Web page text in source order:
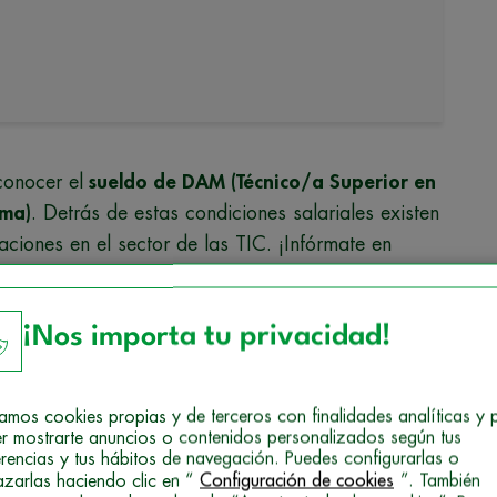
el sueldo de DAM (Técnico/a Superior en
. Detrás de estas condiciones salariales existen
en el sector de las TIC. ¡Infórmate en
la Formación Profesional de DAM
. Sabes
que te ofrece Campus Training, en
Gobierno de España, es decir, una titulación
opciones de formación!
¡Nos importa tu privacidad!
cookies propias y de terceros con finalidades analíticas y
mostrarte anuncios o contenidos personalizados según tus
y tus hábitos de navegación. Puedes configurarlas o
haciendo clic en “ Configuración de cookies ”. También